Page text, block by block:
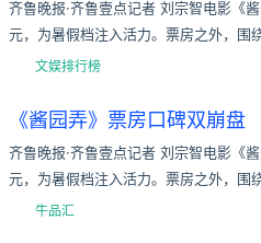
齐鲁晚报·齐鲁壹点记者 刘宗智电影《
元，为暑假档注入活力。票房之外，围
文娱排行榜
《酱园弄》票房口碑双崩盘
齐鲁晚报·齐鲁壹点记者 刘宗智电影《
元，为暑假档注入活力。票房之外，围
牛品汇